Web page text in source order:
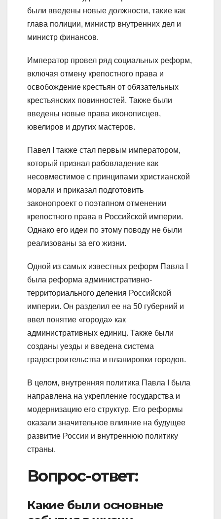
были введены новые должности, такие как
глава полиции, министр внутренних дел и
министр финансов.
Император провел ряд социальных реформ,
включая отмену крепостного права и
освобождение крестьян от обязательных
крестьянских повинностей. Также были
введены новые права иконописцев,
ювелиров и других мастеров.
Павел I также стал первым императором,
который признал рабовладение как
несовместимое с принципами христианской
морали и приказал подготовить
законопроект о поэтапном отменении
крепостного права в Российской империи.
Однако его идеи по этому поводу не были
реализованы за его жизни.
Одной из самых известных реформ Павла I
была реформа административно-
территориального деления Российской
империи. Он разделил ее на 50 губерний и
ввел понятие «города» как
административных единиц. Также были
созданы уезды и введена система
градостроительства и планировки городов.
В целом, внутренняя политика Павла I была
направлена на укрепление государства и
модернизацию его структур. Его реформы
оказали значительное влияние на будущее
развитие России и внутреннюю политику
страны.
Вопрос-ответ:
Какие были основные